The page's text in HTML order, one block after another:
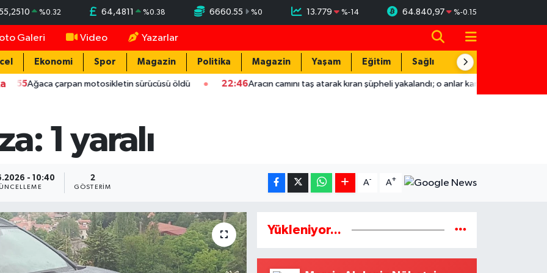
%0.32 64,4811 %0.38 6660.55 %0 13.779 %-14 64.840,97 %-0.15
Galeri Video Yazarlar
Ekonomi Spor Magazin Politika Magazin Yaşam Eğitim Sağlık Teknoloji
çarpan motosikletin sürücüsü öldü 22:46 Aracın camını taş atarak kıran şüpheli yakalandı; o anlar kamerada
1 yaralı
- 10:40 2
GÖSTERIM
A- A+
Yükleniyor...